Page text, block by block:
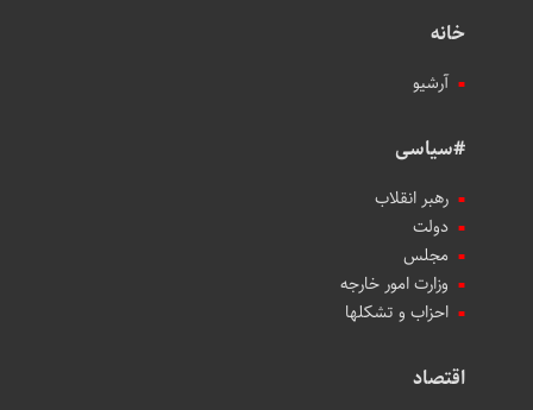
خانه
آرشیو
#سیاسی
رهبر انقلاب
دولت
مجلس
وزارت امور خارجه
احزاب و تشکلها
اقتصاد